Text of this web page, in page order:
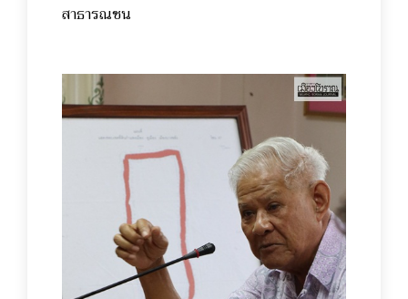
สาธารณชน​